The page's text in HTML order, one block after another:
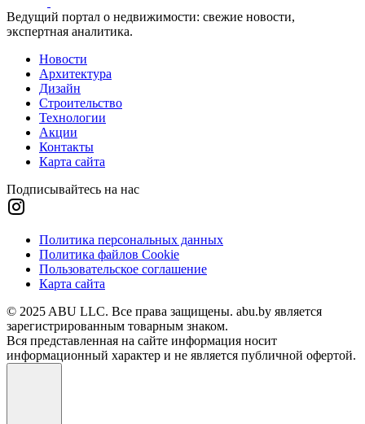
Ведущий портал о недвижимости: свежие новости,
экспертная аналитика.
Новости
Архитектура
Дизайн
Строительство
Технологии
Акции
Контакты
Карта сайта
Подписывайтесь на нас
Политика персональных данных
Политика файлов Cookie
Пользовательское соглашение
Карта сайта
© 2025 ABU LLC. Все права защищены. abu.by является
зарегистрированным товарным знаком.
Вся представленная на сайте информация носит
информационный характер и не является публичной офертой.